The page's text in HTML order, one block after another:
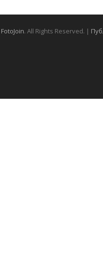
FotoJoin. All Rights Reserved. |